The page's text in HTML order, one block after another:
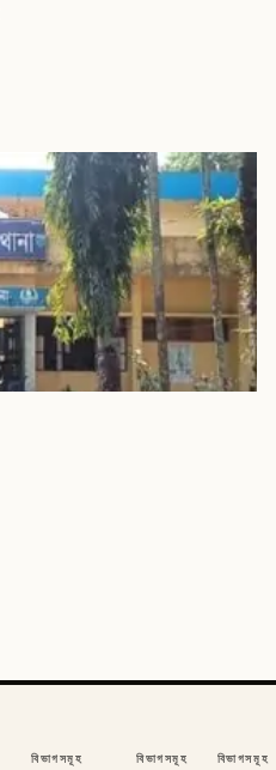
বিভাগসমূহ বিভাগসমূহ বিভাগসমূহ